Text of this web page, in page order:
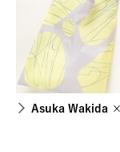
Asuka Wakida